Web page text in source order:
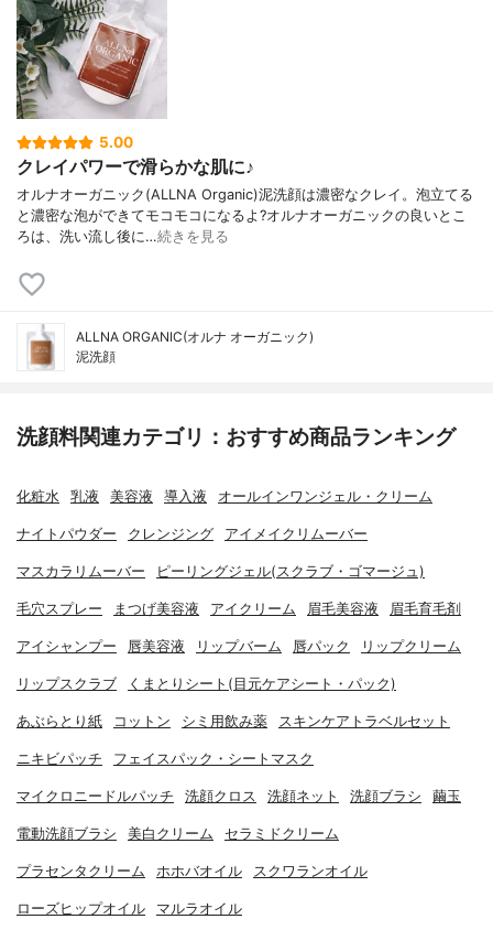
5.00
クレイパワーで滑らかな肌に♪
オルナオーガニック(ALLNA Organic)泥洗顔は濃密なクレイ。泡立てる
と濃密な泡ができてモコモコになるよ?オルナオーガニックの良いとこ
ろは、洗い流し後に…続きを見る
ALLNA ORGANIC(オルナ オーガニック)
泥洗顔
洗顔料関連カテゴリ：おすすめ商品ランキング
化粧水 乳液 美容液 導入液 オールインワンジェル・クリーム
ナイトパウダー クレンジング アイメイクリムーバー
マスカラリムーバー ピーリングジェル(スクラブ・ゴマージュ)
毛穴スプレー まつげ美容液 アイクリーム 眉毛美容液 眉毛育毛剤
アイシャンプー 唇美容液 リップバーム 唇パック リップクリーム
リップスクラブ くまとりシート(目元ケアシート・パック)
あぶらとり紙 コットン シミ用飲み薬 スキンケアトラベルセット
ニキビパッチ フェイスパック・シートマスク
マイクロニードルパッチ 洗顔クロス 洗顔ネット 洗顔ブラシ 繭玉
電動洗顔ブラシ 美白クリーム セラミドクリーム
プラセンタクリーム ホホバオイル スクワランオイル
ローズヒップオイル マルラオイル